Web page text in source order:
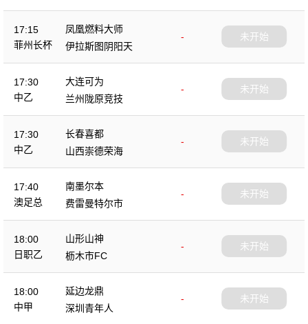
17:15
菲州长杯
凤凰燃料大师
-
伊拉斯图阴阳天
未开始
17:30
中乙
大连可为
-
兰州陇原竞技
未开始
17:30
中乙
长春喜都
-
山西崇德荣海
未开始
17:40
澳足总
南墨尔本
-
费雷曼特尔市
未开始
18:00
日职乙
山形山神
-
枥木市FC
未开始
18:00
中甲
延边龙鼎
-
深圳青年人
未开始